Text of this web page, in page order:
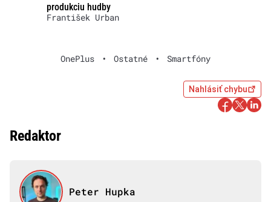
produkciu hudby
František Urban
OnePlus • Ostatné • Smartfóny
Nahlásiť chybu
Redaktor
Peter Hupka